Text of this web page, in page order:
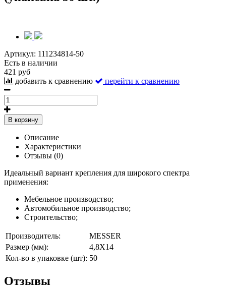
Артикул: 111234814-50
Есть в наличии
421 руб
добавить к сравнению
перейти к сравнению
В корзину
Описание
Характеристики
Отзывы (0)
Идеальный вариант крепления для широкого спектра
применения:
Мебельное производство;
Автомобильное производство;
Строительство;
Производитель:
MESSER
Размер (мм):
4,8X14
Кол-во в упаковке (шт): 50
Отзывы